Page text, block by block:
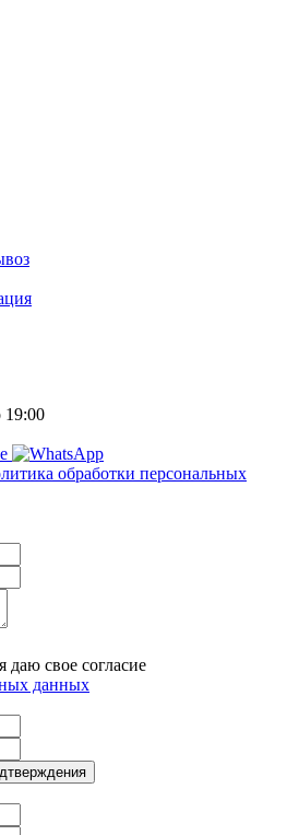
19:00
обработки персональных
свое согласие
данных